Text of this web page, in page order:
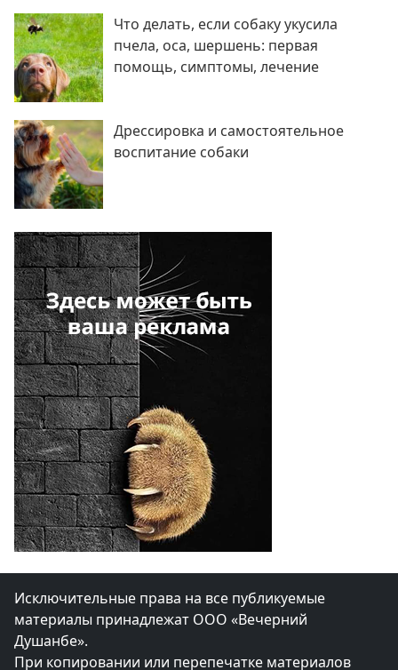
Что делать, если собаку укусила
пчела, оса, шершень: первая
помощь, симптомы, лечение
Дрессировка и самостоятельное
воспитание собаки
Исключительные права на все публикуемые
материалы принадлежат ООО «Вечерний
Душанбе».
При копировании или перепечатке материалов